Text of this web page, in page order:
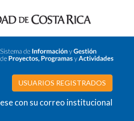
USUARIOS REGISTRADOS
con su correo institucional